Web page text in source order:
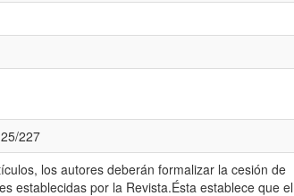
227
los autores deberán formalizar la cesión de
establecidas por la Revista.Ésta establece que el